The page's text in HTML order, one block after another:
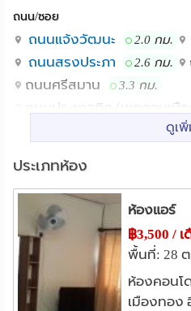
ถนน/ซอย
ถนนแจ้งวัฒนะ 2.0 กม.
ถนนสรงประภา 2.6 กม.
ถนนศรีสมาน 3.3 กม.
ถนนประชาอุทิศ (เขตดอนเมือ
ศิลปากร City Campus
สถาบันการจัดการปัญญาภิ
สถาบันปัญญาภิวัฒน์
รร.กองทัพบกอุปถัมภ์ ช่างก
สถาบันวิจัยจุฬาภรณ์ 4.4 ก
แหล่งช๊อปปิ้ง
ประเภทห้อง
ห้องแอร์
฿3,500 / เ
พื้นที่: 28
ห้องคอนโ
เมืองทอง